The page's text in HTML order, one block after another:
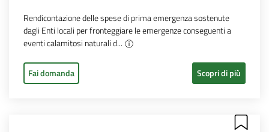
Rendicontazione delle spese di prima emergenza sostenute
dagli Enti locali per fronteggiare le emergenze conseguenti a
eventi calamitosi naturali d...
Fai domanda Scopri di più